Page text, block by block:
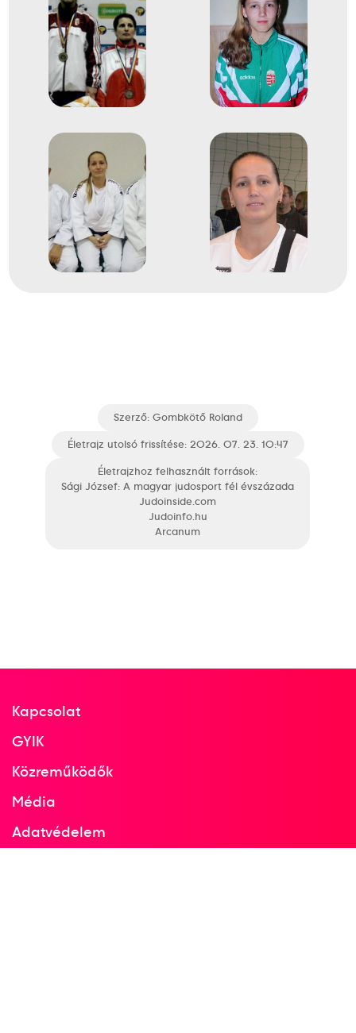
Judo Európa-bajnokság
Egyéni 63kg Helyezetlen
Szerző: Gombkötő Roland
Életrajz utolsó frissítése: 2026. 07. 23. 10:47
Életrajzhoz felhasznált források:
Sági József: A magyar judosport fél évszázada
Judoinside.com
Judoinfo.hu
Arcanum
Kapcsolat
GYIK
Közreműködők
Média
Adatvédelem